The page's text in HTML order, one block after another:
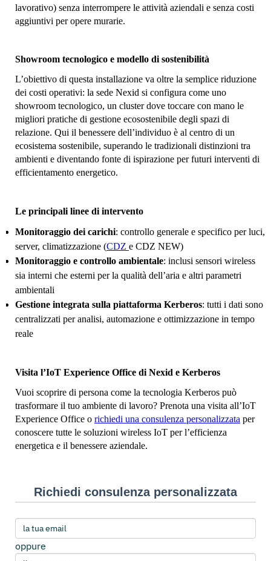
lavorativo) senza interrompere le attività aziendali e senza costi
aggiuntivi per opere murarie.
Showroom tecnologico e modello di sostenibilità
L’obiettivo di questa installazione va oltre la semplice riduzione
dei costi operativi: la sede Nexid si configura come uno
showroom tecnologico, un cluster dove toccare con mano le
migliori pratiche di gestione ecosostenibile degli spazi di
relazione. Qui il benessere dell’individuo è al centro di un
ecosistema sostenibile, superando le tradizionali distinzioni tra
ambienti e diventando fonte di ispirazione per futuri interventi di
efficientamento energetico.
Le principali linee di intervento
Monitoraggio dei carichi: controllo generale e specifico per luci,
server, climatizzazione (CDZ e CDZ NEW)
Monitoraggio e controllo ambientale: inclusi sensori wireless
sia interni che esterni per la qualità dell’aria e altri parametri
ambientali
Gestione integrata sulla piattaforma Kerberos: tutti i dati sono
centralizzati per analisi, automazione e ottimizzazione in tempo
reale
Visita l’IoT Experience Office di Nexid e Kerberos
Vuoi scoprire di persona come la tecnologia Kerberos può
trasformare il tuo ambiente di lavoro? Prenota una visita all’IoT
Experience Office o richiedi una consulenza personalizzata per
conoscere tutte le soluzioni wireless IoT per l’efficienza
energetica e il benessere aziendale.
Richiedi consulenza personalizzata
oppure